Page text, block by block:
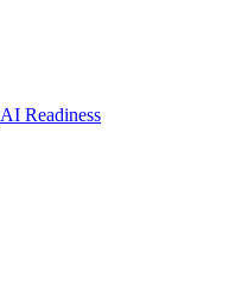
AI Readiness